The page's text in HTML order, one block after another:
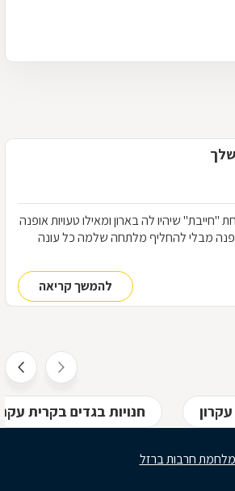
מהם פריטי הלבוש שכל אחת "חייבת" שיהיו לה בארון ומאילו טעויות אופנה
מבלי להחליף מלתחה שלמה כל עונה
להמשך קריאה
חנויות בגדים בקרית עקרון
מלחמת חרבות ברזל